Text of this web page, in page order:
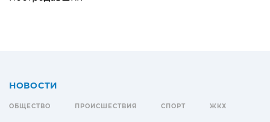
НОВОСТИ
ОБЩЕСТВО ПРОИСШЕСТВИЯ СПОРТ ЖКХ